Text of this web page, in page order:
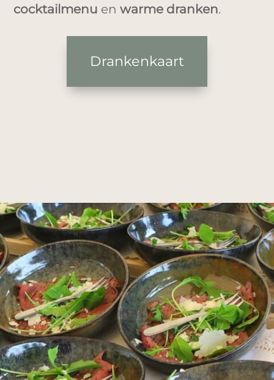
cocktailmenu enwarme dranken.
Drankenkaart